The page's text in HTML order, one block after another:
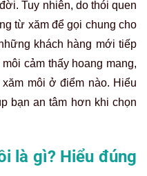
Tuy nhiên, do thói quen
từ xăm để gọi chung cho
khách hàng mới tiếp
cảm thấy hoang mang,
môi ở điểm nào. Hiểu
bạn an tâm hơn khi chọn
là gì? Hiểu đúng